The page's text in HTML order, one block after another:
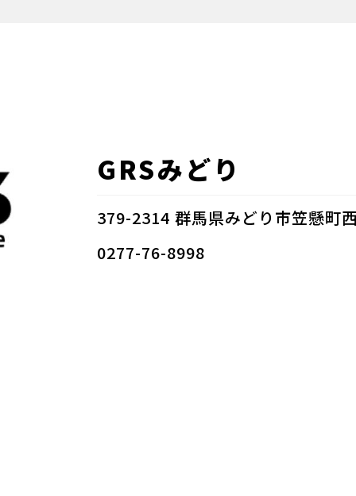
GRSみどり
379-2314 群馬県みどり市笠懸町
0277-76-8998